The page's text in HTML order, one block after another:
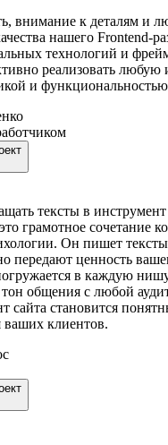
внимание к деталям и
нашего Frontend-
технологий и
реализовать любую
и
тексты в
грамотное сочетание
Он пишет
передают ценность
в каждую
общения с любой
сайта становится
клиентов.